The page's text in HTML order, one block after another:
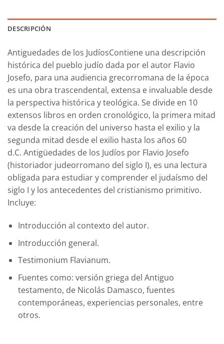
DESCRIPCIÓN
Antiguedades de los JudíosContiene una descripción
histórica del pueblo judío dada por el autor Flavio
Josefo, para una audiencia grecorromana de la época
es una obra trascendental, extensa e invaluable desde
la perspectiva histórica y teológica. Se divide en 10
extensos libros en orden cronológico, la primera mitad
va desde la creación del universo hasta el exilio y la
segunda mitad desde el exilio hasta los años 60
d.C. Antigüedades de los Judíos por Flavio Josefo
(historiador judeorromano del siglo I), es una lectura
obligada para estudiar y comprender el judaísmo del
siglo I y los antecedentes del cristianismo primitivo.
Incluye:
Introducción al contexto del autor.
Introducción general.
Testimonium Flavianum.
Fuentes como: versión griega del Antiguo
testamento, de Nicolás Damasco, fuentes
contemporáneas, experiencias personales, entre
otros.